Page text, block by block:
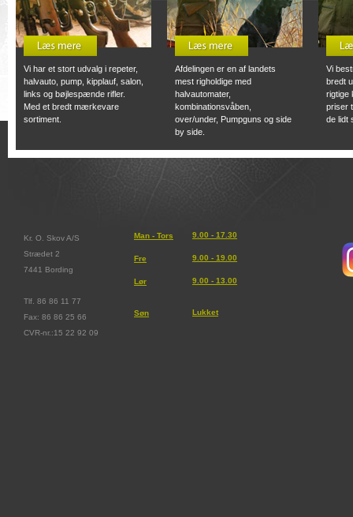
Vi har et stort udvalg i repeter,
halvauto, pump, kipplauf, salon,
links og bøjlespænde rifler.
Med et bredt mærkevare
sortiment.
Afdelingen er en af landets
mest righoldige med
halvautomater,
kombinationsvåben,
over/under, Pumpguns og side
by side.
Vi
bredt
rigtige
priser
de lidt
Kr. O. Skov A/S
Strædet 2
7441 Bording
Tlf. 86 86 11 77
Fax: 86 86 25 66
CVR-nr.:15 22 92 09
Man - Tors
Fre
Lør
Søn
9.00 - 17.30
9.00 - 19.00
9.00 - 13.00
Lukket